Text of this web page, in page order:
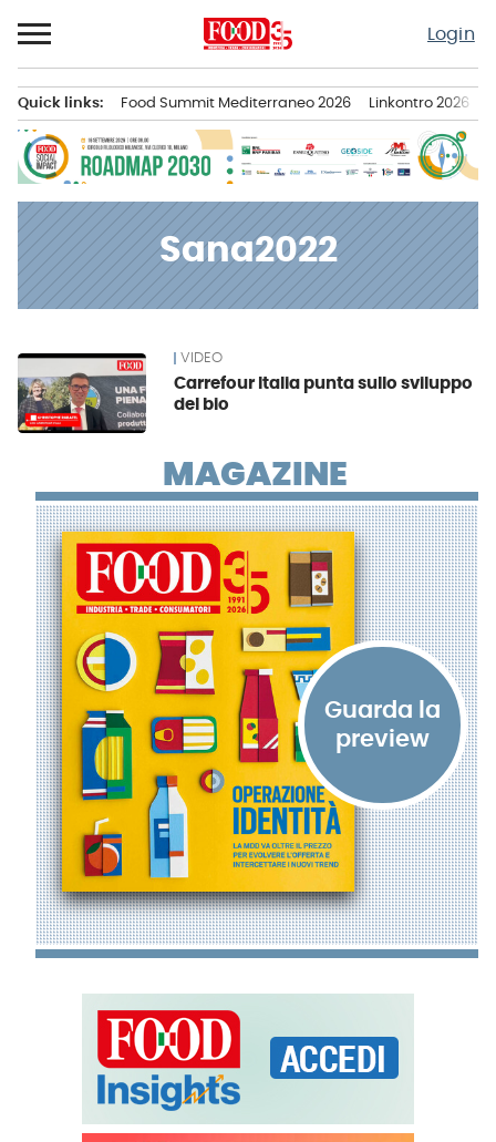
al
contenuto
Login
principale
Quick links: Food Summit Mediterraneo 2026 Linkontro 2026
Sana2022
News VIDEO
Carrefour Italia punta sullo sviluppo
del bio
MAGAZINE